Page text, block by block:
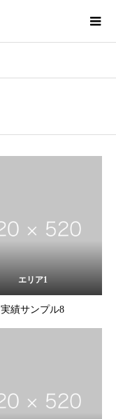
エリア1
実績サンプル8